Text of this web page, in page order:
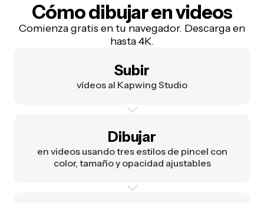
Cómo dibujar en videos
Comienza gratis en tu navegador. Descarga en
hasta 4K.
Subir
vídeos al Kapwing Studio
Dibujar
en videos usando tres estilos de pincel con
color, tamaño y opacidad ajustables